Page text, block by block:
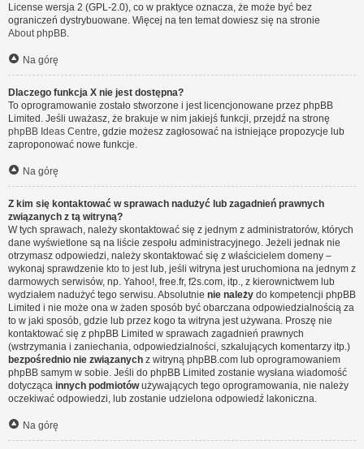
License wersja 2 (GPL-2.0), co w praktyce oznacza, że może być bez
ograniczeń dystrybuowane. Więcej na ten temat dowiesz się na stronie
About phpBB.
Na górę
Dlaczego funkcja X nie jest dostępna?
To oprogramowanie zostało stworzone i jest licencjonowane przez phpBB
Limited. Jeśli uważasz, że brakuje w nim jakiejś funkcji, przejdź na stronę
phpBB Ideas Centre, gdzie możesz zagłosować na istniejące propozycje lub
zaproponować nowe funkcje.
Na górę
Z kim się kontaktować w sprawach nadużyć lub zagadnień prawnych
związanych z tą witryną?
W tych sprawach, należy skontaktować się z jednym z administratorów, których
dane wyświetlone są na liście zespołu administracyjnego. Jeżeli jednak nie
otrzymasz odpowiedzi, należy skontaktować się z właścicielem domeny –
wykonaj sprawdzenie kto to jestlub, jeśli witryna jest uruchomiona na jednym z
darmowych serwisów, np. Yahoo!, free.fr, f2s.com, itp., z kierownictwem lub
wydziałem nadużyć tego serwisu. Absolutnie nie należy do kompetencji phpBB
Limited i nie może ona w żaden sposób być obarczana odpowiedzialnością za
to w jaki sposób, gdzie lub przez kogo ta witryna jest używana. Proszę nie
kontaktować się z phpBB Limited w sprawach zagadnień prawnych
(wstrzymania i zaniechania, odpowiedzialności, szkalujących komentarzy itp.)
bezpośrednio nie związanych z witryną phpBB.com lub oprogramowaniem
phpBB samym w sobie. Jeśli do phpBB Limited zostanie wysłana wiadomość
dotycząca innych podmiotówużywających tego oprogramowania, nie należy
oczekiwać odpowiedzi, lub zostanie udzielona odpowiedź lakoniczna.
Na górę